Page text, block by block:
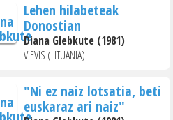
Lehen hilabeteak
Donostian
Diana Glebkute (1981)
VIEVIS (LITUANIA)
"Ni ez naiz lotsatia, beti
euskaraz ari naiz"